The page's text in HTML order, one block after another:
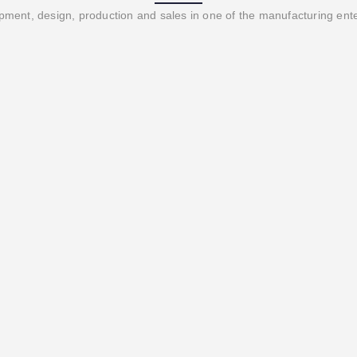
design, production and sales in one of the manufacturing